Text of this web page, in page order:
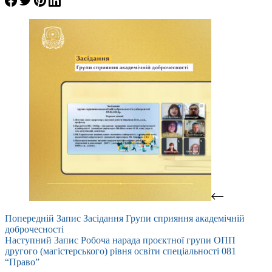
Попередній Запис Засідання Групи сприяння академічній
доброчесності
Наступний Запис Робоча нарада проєктної групи ОПП
другого (магістерського) рівня освіти спеціальності 081
“Право”